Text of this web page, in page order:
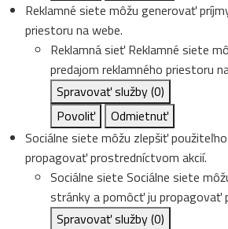
Reklamné siete môžu generovať
priestoru na webe.
Reklamná sieť Reklamné siete
predajom reklamného priestoru
Spravovať služby(0)
Povoliť
Odmietnuť
Sociálne siete môžu zlepšiť
propagovať prostredníctvom akcií.
Sociálne siete Sociálne siete
stránky a pomôcť ju propagovať
Spravovať služby(0)